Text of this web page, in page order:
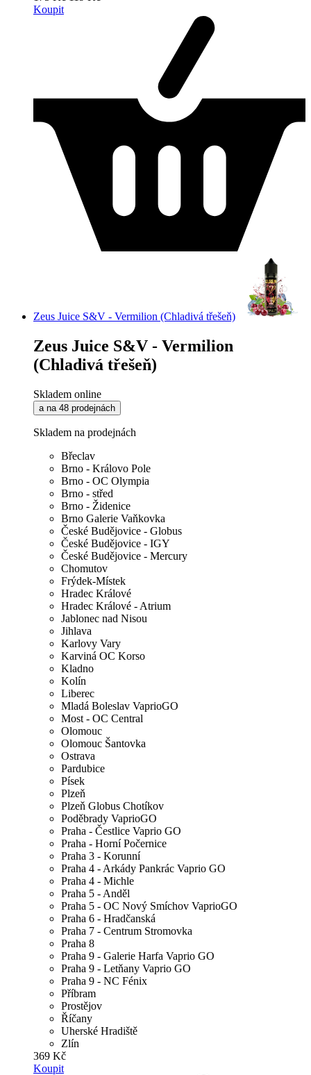
Koupit
Zeus Juice S&V - Vermilion (Chladivá třešeň)
Zeus Juice S&V - Vermilion
(Chladivá třešeň)
Skladem online
a na 48 prodejnách
Skladem na prodejnách
Břeclav
Brno - Královo Pole
Brno - OC Olympia
Brno - střed
Brno - Židenice
Brno Galerie Vaňkovka
České Budějovice - Globus
České Budějovice - IGY
České Budějovice - Mercury
Chomutov
Frýdek-Místek
Hradec Králové
Hradec Králové - Atrium
Jablonec nad Nisou
Jihlava
Karlovy Vary
Karviná OC Korso
Kladno
Kolín
Liberec
Mladá Boleslav VaprioGO
Most - OC Central
Olomouc
Olomouc Šantovka
Ostrava
Pardubice
Písek
Plzeň
Plzeň Globus Chotíkov
Poděbrady VaprioGO
Praha - Čestlice Vaprio GO
Praha - Horní Počernice
Praha 3 - Korunní
Praha 4 - Arkády Pankrác Vaprio GO
Praha 4 - Michle
Praha 5 - Anděl
Praha 5 - OC Nový Smíchov VaprioGO
Praha 6 - Hradčanská
Praha 7 - Centrum Stromovka
Praha 8
Praha 9 - Galerie Harfa Vaprio GO
Praha 9 - Letňany Vaprio GO
Praha 9 - NC Fénix
Příbram
Prostějov
Říčany
Uherské Hradiště
Zlín
369 Kč
Koupit